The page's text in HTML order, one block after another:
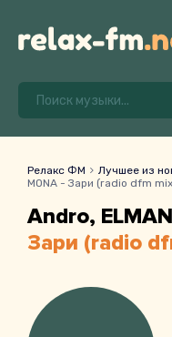
Релакс ФМ Лучшее из
MONA - Зари (radio dfm
Andro,
Зари (radio